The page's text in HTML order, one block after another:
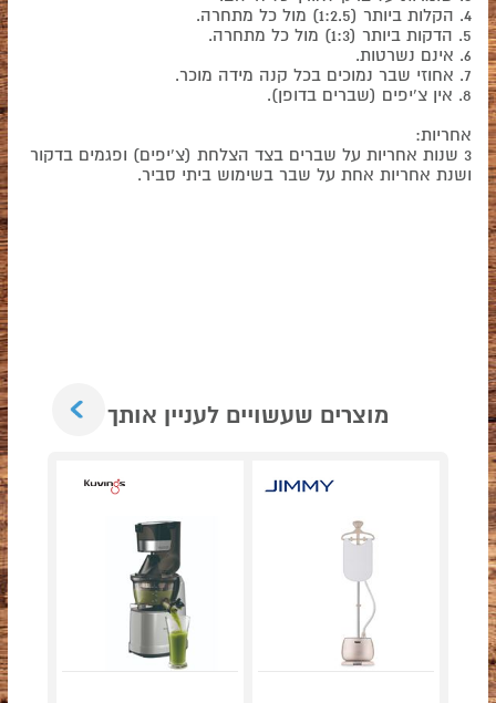
4. הקלות ביותר (1:2.5) מול כל מתחרה.
5. הדקות ביותר (1:3) מול כל מתחרה.
6. אינם נשרטות.
7. אחוזי שבר נמוכים בכל קנה מידה מוכר.
8. אין צ'יפים (שברים בדופן).
אחריות:
3 שנות אחריות על שברים בצד הצלחת (צ'יפים) ופגמים בדקור
ושנת אחריות אחת על שבר בשימוש ביתי סביר.
מוצרים שעשויים לעניין אותך